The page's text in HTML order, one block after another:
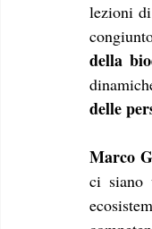
lezioni
della
delle
Marco
ci siano